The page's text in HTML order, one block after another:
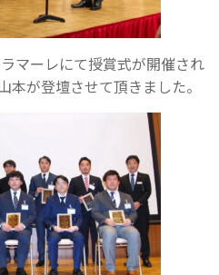
マーレにて授賞式が開催され
本が登壇させて頂きました。